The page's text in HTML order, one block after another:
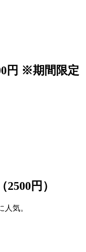
円 ※期間限定
円）
気。